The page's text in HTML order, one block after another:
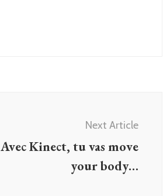
Next Article
Avec Kinect, tu vas move
your body…